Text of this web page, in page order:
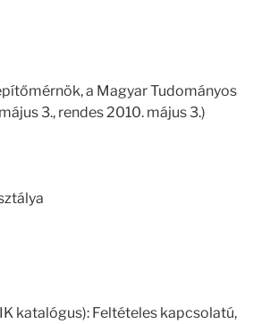
a Magyar Tudományos
3., rendes 2010. május 3.)
katalógus): Feltételes kapcsolatú,